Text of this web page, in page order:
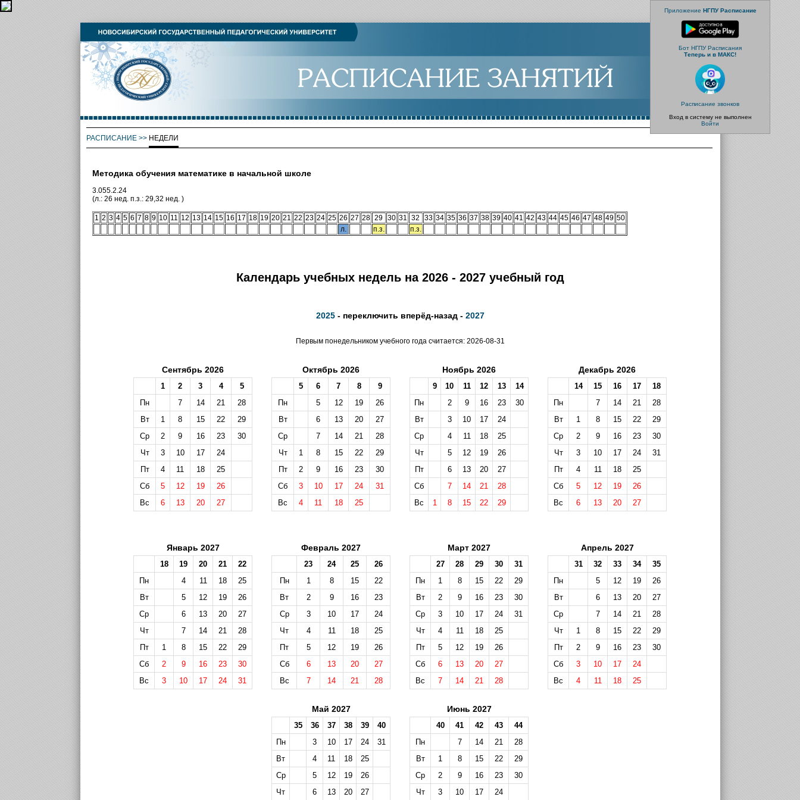
Приложение НГПУ Расписание
Бот НГПУ Расписания
Теперь и в МАКС!
Расписание звонков
Вход в систему не выполнен
Войти
РАСПИСАНИЕ>> НЕДЕЛИ
Методика обучения математике в начальной школе
3.055.2.24
(л.: 26 нед. п.з.: 29,32 нед. )
1 2 3 4 5 6 7 8 9 10 11 12 13 14 15 16 17 18 19 20 21 22 23 24 25 26 27 28 29 30 31 32 33 34 35 36 37 38 39 40 41 42 43 44 45 46 47 48 49 50
л.
п.з. п.з.
Календарь учебных недель на 2026 - 2027 учебный год
2025- переключить вперёд-назад - 2027
Первым понедельником учебного года считается: 2026-08-31
Сентябрь 2026
1 2 3 4
5
Пн
7 14 21
28
Вт
1 8 15 22
29
Ср
2 9 16 23
30
Чт
3 10 17
24
Пт
4 11 18
25
Сб
5 12 19
26
Вс
6 13 20 27
Октябрь 2026
5 6 7 8
9
Пн
5 12 19
26
Вт
6 13 20
27
Ср
7 14 21
28
Чт
1 8 15 22
29
Пт
2 9 16 23
30
Сб
3 10 17 24
31
Вс
4 11 18 25
Ноябрь 2026
9 10 11 12 13
14
Пн
2 9 16 23
30
Вт
3 10 17
24
Ср
4 11 18
25
Чт
5 12 19
26
Пт
6 13 20
27
Сб
7 14 21
28
Вс
1 8 15 22 29
Декабрь 2026
14 15 16 17
18
Пн
7 14 21
28
Вт
1 8 15 22
29
Ср
2 9 16 23
30
Чт
3 10 17 24
31
Пт
4 11 18
25
Сб
5 12 19
26
Вс
6 13 20 27
Январь 2027
18 19 20 21
22
Пн
4 11 18
25
Вт
5 12 19
26
Ср
6 13 20
27
Чт
7 14 21
28
Пт
1 8 15 22
29
Сб
2 9 16 23
30
Вс
3 10 17 24 31
Февраль 2027
23 24 25
26
Пн
1 8 15
22
Вт
2 9 16
23
Ср
3 10 17
24
Чт
4 11 18
25
Пт
5 12 19
26
Сб
6 13 20
27
Вс
7 14 21 28
Март 2027
27 28 29 30
31
Пн
1 8 15 22
29
Вт
2 9 16 23
30
Ср
3 10 17 24
31
Чт
4 11 18
25
Пт
5 12 19
26
Сб
6 13 20
27
Вс
7 14 21 28
Апрель 2027
31 32 33 34
35
Пн
5 12 19
26
Вт
6 13 20
27
Ср
7 14 21
28
Чт
1 8 15 22
29
Пт
2 9 16 23
30
Сб
3 10 17
24
Вс
4 11 18 25
Май 2027
35 36 37 38 39
40
Пн
3 10 17 24
31
Вт
4 11 18
25
Ср
5 12 19
26
Чт
6 13 20 27
Июнь 2027
40 41 42 43
44
Пн
7 14 21
28
Вт
1 8 15 22
29
Ср
2 9 16 23
30
Чт
3 10 17 24